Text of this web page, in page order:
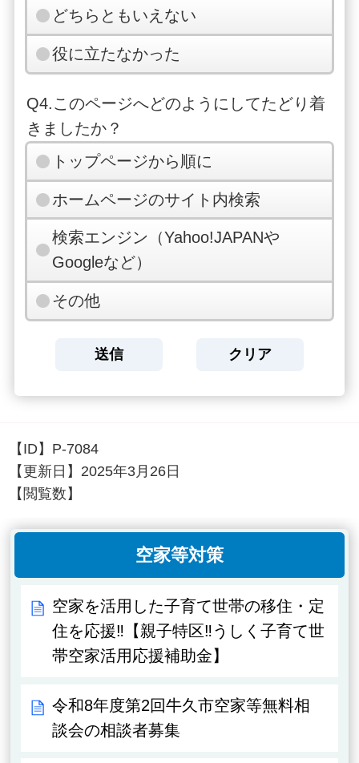
どちらともいえない
役に立たなかった
Q4.このページへどのようにしてたどり着
きましたか？
トップページから順に
ホームページのサイト内検索
検索エンジン（Yahoo!JAPANや
Googleなど）
その他
【ID】 P-7084
【更新日】 2025年3月26日
【閲覧数】
空家等対策
空家を活用した子育て世帯の移住・定
住を応援‼【親子特区‼うしく子育て世
帯空家活用応援補助金】
令和8年度第2回牛久市空家等無料相
談会の相談者募集